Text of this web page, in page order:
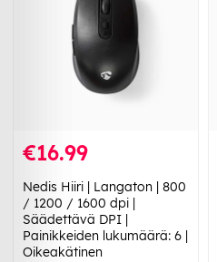
€16.99
Nedis Hiiri | Langaton | 800
/ 1200 / 1600 dpi |
Säädettävä DPI |
Painikkeiden lukumäärä: 6 |
Oikeakätinen